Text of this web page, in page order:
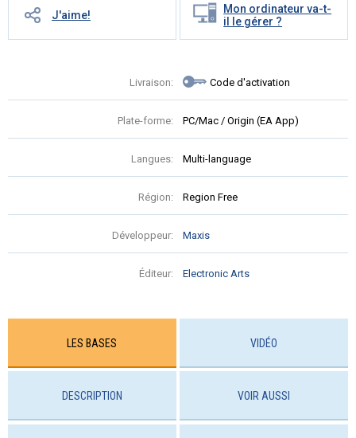
J'aime!
Mon ordinateur va-t-
il le gérer ?
Livraison: Code d'activation
Plate-forme: PC/Mac / Origin (EA App)
Langues: Multi-language
Région: Region Free
Développeur: Maxis
Éditeur: Electronic Arts
LES BASES VIDÉO
DESCRIPTION VOIR AUSSI